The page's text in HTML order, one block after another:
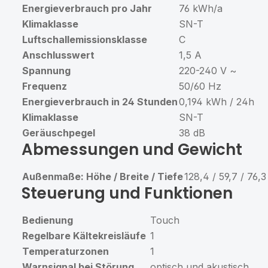
Energieverbrauch pro Jahr
76 kWh/a
Klimaklasse
SN-T
Luftschallemissionsklasse
C
Anschlusswert
1,5 A
Spannung
220-240 V ~
Frequenz
50/60 Hz
Energieverbrauch in 24 Stunden0,194 kWh / 24h
Klimaklasse
SN-T
Geräuschpegel
38 dB
Abmessungen und Gewicht
Außenmaße: Höhe / Breite / Tiefe128,4 / 59,7 /
Steuerung und Funktionen
Bedienung
Touch
Regelbare Kältekreisläufe 1
Temperaturzonen
1